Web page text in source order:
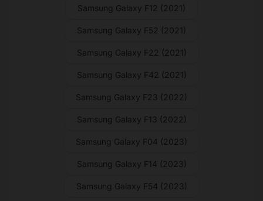
Samsung Galaxy F12 (2021)
Samsung Galaxy F52 (2021)
Samsung Galaxy F22 (2021)
Samsung Galaxy F42 (2021)
Samsung Galaxy F23 (2022)
Samsung Galaxy F13 (2022)
Samsung Galaxy F04 (2023)
Samsung Galaxy F14 (2023)
Samsung Galaxy F54 (2023)